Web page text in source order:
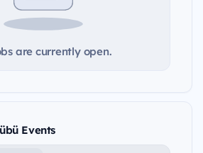
are currently open.
Events